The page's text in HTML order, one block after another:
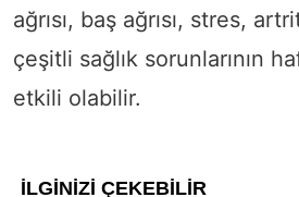
ağrısı, baş ağrısı, stres,
çeşitli sağlık sorunlarının
etkili olabilir.